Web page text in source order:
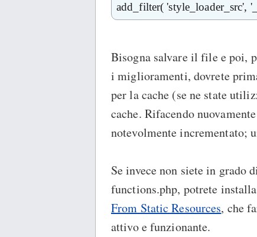
add_filter( 'style_loader_src',
Bisogna salvare il file e poi,
i miglioramenti, dovrete
per la cache (se ne state
cache. Rifacendo
notevolmente incrementato;
Se invece non siete in grado
functions.php, potrete
From Static Resources, che
attivo e funzionante.